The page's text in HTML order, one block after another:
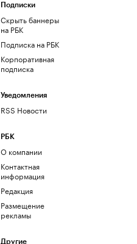
Подписки
Скрыть баннеры
на РБК
Подписка на РБК
Корпоративная
подписка
Уведомления
RSS Новости
РБК
О компании
Контактная
информация
Редакция
Размещение
рекламы
Другие